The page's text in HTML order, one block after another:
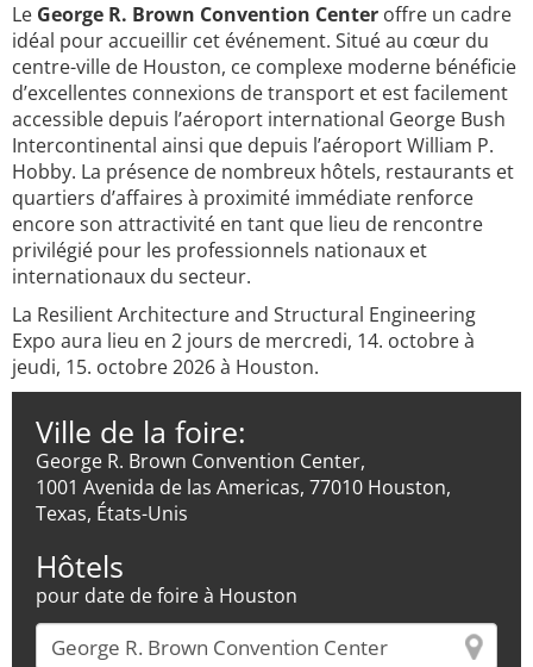
Le George R. Brown Convention Center offre un cadre
idéal pour accueillir cet événement. Situé au cœur du
centre-ville de Houston, ce complexe moderne bénéficie
d’excellentes connexions de transport et est facilement
accessible depuis l’aéroport international George Bush
Intercontinental ainsi que depuis l’aéroport William P.
Hobby. La présence de nombreux hôtels, restaurants et
quartiers d’affaires à proximité immédiate renforce
encore son attractivité en tant que lieu de rencontre
privilégié pour les professionnels nationaux et
internationaux du secteur.
La Resilient Architecture and Structural Engineering
Expo aura lieu en 2 jours de mercredi, 14. octobre à
jeudi, 15. octobre 2026 à Houston.
Ville de la foire:
George R. Brown Convention Center,
1001 Avenida de las Americas, 77010 Houston,
Texas, États-Unis
Hôtels
pour date de foire à Houston